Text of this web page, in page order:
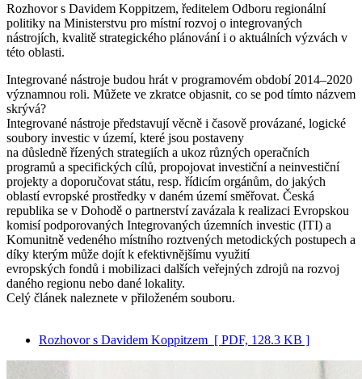
Rozhovor s Davidem Koppitzem, ředitelem Odboru regionální
politiky na Ministerstvu pro místní rozvoj o integrovaných
nástrojích, kvalitě strategického plánování i o aktuálních výzvách v
této oblasti.
Integrované nástroje budou hrát v programovém období 2014–2020
významnou roli. Můžete ve zkratce objasnit, co se pod tímto názvem
skrývá?
Integrované nástroje představují věcně i časově provázané, logické
soubory investic v území, které jsou postaveny
na důsledně řízených strategiích a ukoz různých operačních
programů a specifických cílů, propojovat investiční a neinvestiční
projekty a doporučovat státu, resp. řídicím orgánům, do jakých
oblastí evropské prostředky v daném území směřovat. Česká
republika se v Dohodě o partnerství zavázala k realizaci Evropskou
komisí podporovaných Integrovaných územních investic (ITI) a
Komunitně vedeného místního roztvených metodických postupech a
díky kterým může dojít k efektivnějšímu využití
evropských fondů i mobilizaci dalších veřejných zdrojů na rozvoj
daného regionu nebo dané lokality.
Celý článek naleznete v přiloženém souboru.
Rozhovor s Davidem Koppitzem [ PDF, 128.3 KB ]